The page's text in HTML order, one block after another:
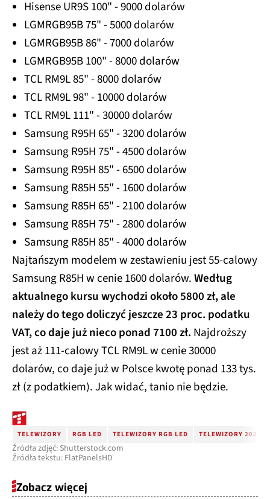
Hisense UR9S 100" - 9000 dolarów
LGMRGB95B 75" - 5000 dolarów
LGMRGB95B 86" - 7000 dolarów
LGMRGB95B 100" - 8000 dolarów
TCL RM9L 85" - 8000 dolarów
TCL RM9L 98" - 10000 dolarów
TCL RM9L 111" - 30000 dolarów
Samsung R95H 65" - 3200 dolarów
Samsung R95H 75" - 4500 dolarów
Samsung R95H 85" - 6500 dolarów
Samsung R85H 55" - 1600 dolarów
Samsung R85H 65" - 2100 dolarów
Samsung R85H 75" - 2800 dolarów
Samsung R85H 85" - 4000 dolarów
Najtańszym modelem w zestawieniu jest 55-calowy
Samsung R85H w cenie 1600 dolarów.Według
aktualnego kursu wychodzi około 5800 zł, ale
należy do tego doliczyć jeszcze 23 proc. podatku
VAT, co daje już nieco ponad 7100 zł. Najdroższy
jest aż 111-calowy TCL RM9L w cenie 30000
dolarów, co daje już w Polsce kwotę ponad 133 tys.
zł (z podatkiem). Jak widać, tanio nie będzie.
TELEWIZORY RGB LED TELEWIZORY RGB LED TELEWIZORY 2026
Źródła zdjęć: Shutterstock.com
Źródła tekstu: FlatPanelsHD
Zobacz więcej